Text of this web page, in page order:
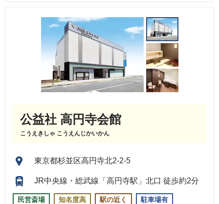
公益社 高円寺会館
こうえきしゃ こうえんじかいかん
東京都杉並区高円寺北2-2-5
JR中央線・総武線「高円寺駅」北口 徒歩約2分
民営斎場 知名度高 駅の近く 駐車場有